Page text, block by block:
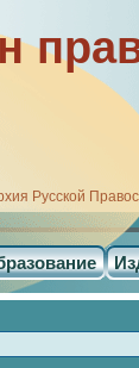
Русской